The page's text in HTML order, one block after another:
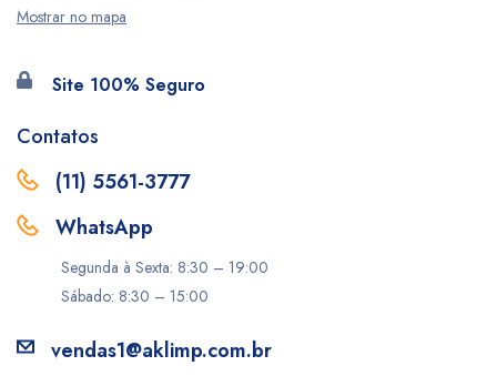
Mostrar no mapa
Site 100% Seguro
Contatos
(11) 5561-3777
WhatsApp
Segunda à Sexta: 8:30 – 19:00
Sábado: 8:30 – 15:00
vendas1@aklimp.com.br